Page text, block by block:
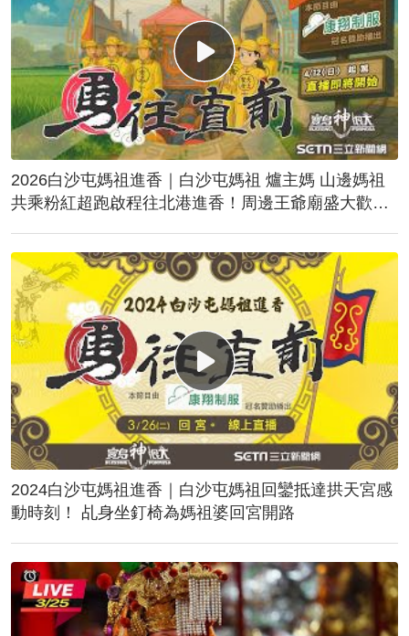
2026白沙屯媽祖進香｜白沙屯媽祖 爐主媽 山邊媽祖
共乘粉紅超跑啟程往北港進香！周邊王爺廟盛大歡
2024白沙屯媽祖進香｜白沙屯媽祖回鑾抵達拱天宮感
動時刻！ 乩身坐釘椅為媽祖婆回宮開路